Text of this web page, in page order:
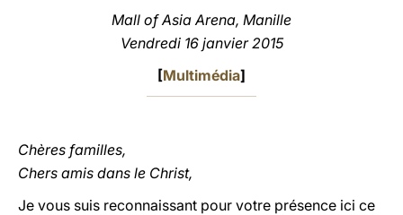
Mall of Asia Arena, Manille
Vendredi 16 janvier 2015
[Multimédia]
Chères familles,
Chers amis dans le Christ,
Je vous suis reconnaissant pour votre présence ici ce